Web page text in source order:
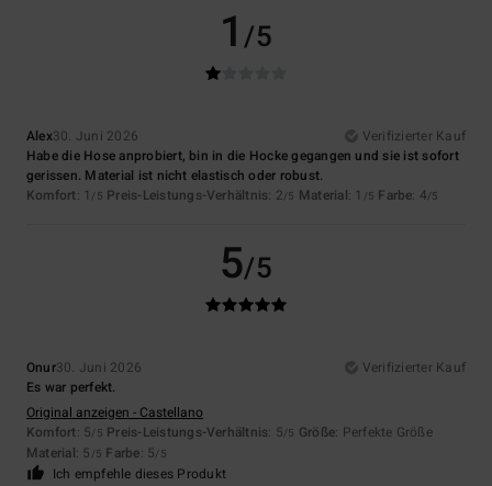
1/5
Alex30. Juni 2026
Verifizierter Kauf
Habe die Hose anprobiert, bin in die Hocke gegangen und sie ist sofort
gerissen. Material ist nicht elastisch oder robust.
Komfort: 1 /5 Preis-Leistungs-Verhältnis: 2/5 Material: 1 /5 Farbe: 4/5
5/5
Onur30. Juni 2026
Verifizierter Kauf
Es war perfekt.
Original anzeigen - Castellano
Komfort: 5/5 Preis-Leistungs-Verhältnis: 5/5 Größe: Perfekte Größe
Material: 5 /5 Farbe: 5/5
Ich empfehle dieses Produkt